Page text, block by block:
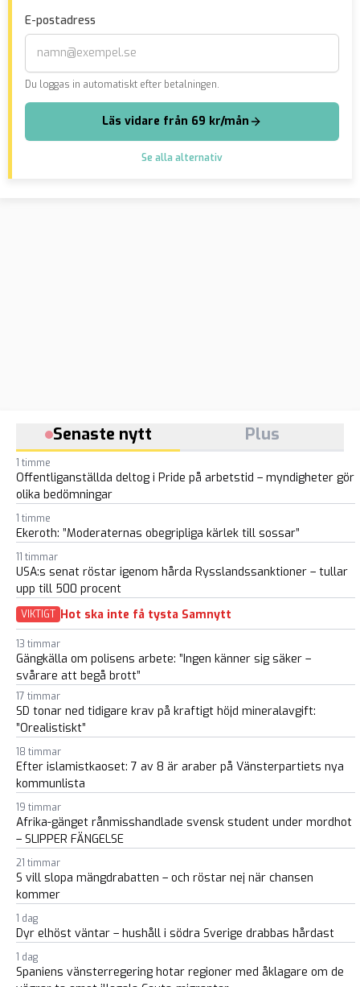
E-postadress
Du loggas in automatiskt efter betalningen.
Läs vidare från 69 kr/mån
Se alla alternativ
Senaste nytt Plus
1 timme
Offentliganställda deltog i Pride på arbetstid – myndigheter gör
olika bedömningar
1 timme
Ekeroth: ”Moderaternas obegripliga kärlek till sossar”
11 timmar
USA:s senat röstar igenom hårda Rysslandssanktioner – tullar
upp till 500 procent
VIKTIGT Hot ska inte få tysta Samnytt
13 timmar
Gängkälla om polisens arbete: ”Ingen känner sig säker –
svårare att begå brott”
17 timmar
SD tonar ned tidigare krav på kraftigt höjd mineralavgift:
”Orealistiskt”
18 timmar
Efter islamistkaoset: 7 av 8 är araber på Vänsterpartiets nya
kommunlista
19 timmar
Afrika-gänget rånmisshandlade svensk student under mordhot
– SLIPPER FÄNGELSE
21 timmar
S vill slopa mängdrabatten – och röstar nej när chansen
kommer
1 dag
Dyr elhöst väntar – hushåll i södra Sverige drabbas hårdast
1 dag
Spaniens vänsterregering hotar regioner med åklagare om de